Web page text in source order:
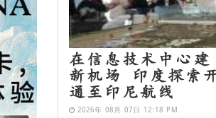
在信息技术中心建
新机场 印度探索
通至印尼航线
2026年 08月 07日 12:18 PM